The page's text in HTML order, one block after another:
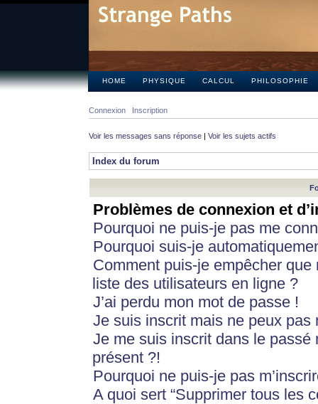
HOME PHYSIQUE CALCUL PHILOSOPHIE
Connexion Inscription
Voir les messages sans réponse | Voir les sujets actifs
Index du forum
Problèmes de connexion et
Pourquoi ne puis-je pas me
Pourquoi suis-je
Comment puis-je empêcher
liste des utilisateurs en ligne ?
J’ai perdu mon mot de passe !
Je suis inscrit mais ne peux pas
Je me suis inscrit dans le
présent ?!
Pourquoi ne puis-je pas
A quoi sert “Supprimer tous les